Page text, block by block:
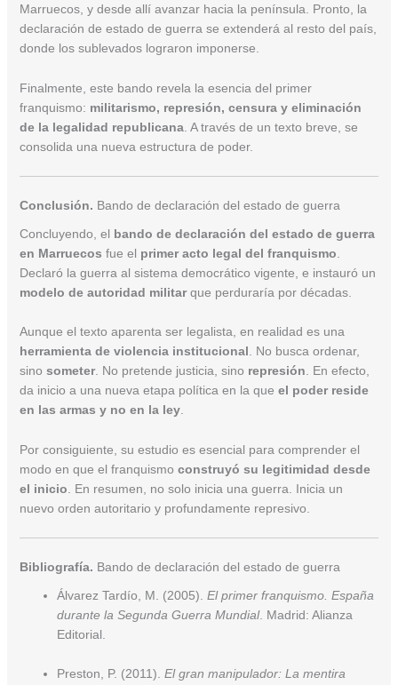
Marruecos, y desde allí avanzar hacia la península. Pronto, la
declaración de estado de guerra se extenderá al resto del país,
donde los sublevados lograron imponerse.
Finalmente, este bando revela la esencia del primer
franquismo: militarismo, represión, censura y eliminación
de la legalidad republicana. A través de un texto breve, se
consolida una nueva estructura de poder.
Conclusión. Bando de declaración del estado de guerra
Concluyendo, el bando de declaración del estado de guerra
en Marruecos fue el primer acto legal del franquismo
Declaró la guerra al sistema democrático vigente, e instauró un
modelo de autoridad militarque perduraría por décadas.
Aunque el texto aparenta ser legalista, en realidad es una
herramienta de violencia institucional. No busca ordenar,
sino someter. No pretende justicia, sino represión. En efecto,
da inicio a una nueva etapa política en la que el poder reside
en las armas y no en la ley.
Por consiguiente, su estudio es esencial para comprender el
modo en que el franquismo construyó su legitimidad desde
el inicio . En resumen, no solo inicia una guerra. Inicia un
nuevo orden autoritario y profundamente represivo.
Bibliografía. Bando de declaración del estado de guerra
Álvarez Tardío, M. (2005). El primer franquismo. España
durante la Segunda Guerra Mundial. Madrid: Alianza
Editorial.
Preston, P. (2011). El gran manipulador: La mentira